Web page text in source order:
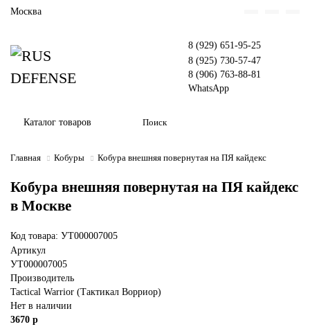
Москва
8 (929) 651-95-25
8 (925) 730-57-47
8 (906) 763-88-81
WhatsApp
Каталог товаров
Главная Кобуры Кобура внешняя повернутая на ПЯ кайдекс
Кобура внешняя повернутая на ПЯ кайдекс
в Москве
Код товара: УТ000007005
Артикул
УТ000007005
Производитель
Tactical Warrior (Тактикал Ворриор)
Нет в наличии
3670 р